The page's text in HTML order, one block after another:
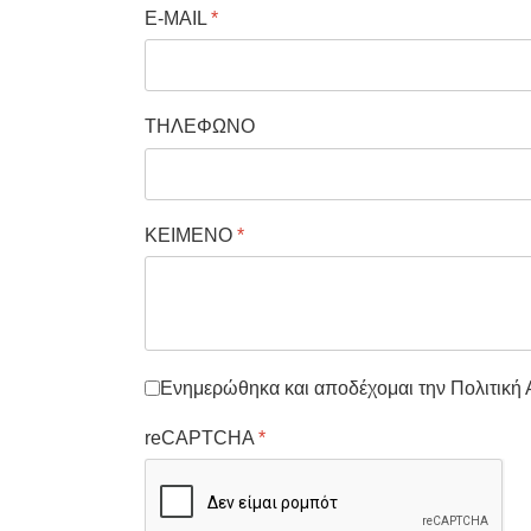
E-MAIL *
ΤΗΛΕΦΩΝΟ
ΚΕΙΜΕΝΟ *
Ενημερώθηκα και αποδέχομαι την
reCAPTCHA *